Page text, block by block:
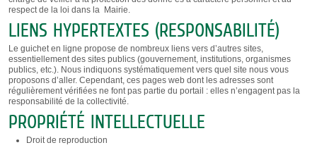
respect de la loi dans la Mairie.
LIENS HYPERTEXTES (RESPONSABILITÉ)
Le guichet en ligne propose de nombreux liens vers d’autres sites,
essentiellement des sites publics (gouvernement, institutions, organismes
publics, etc.). Nous indiquons systématiquement vers quel site nous vous
proposons d’aller. Cependant, ces pages web dont les adresses sont
régulièrement vérifiées ne font pas partie du portail : elles n’engagent pas la
responsabilité de la collectivité.
PROPRIÉTÉ INTELLECTUELLE
Droit de reproduction